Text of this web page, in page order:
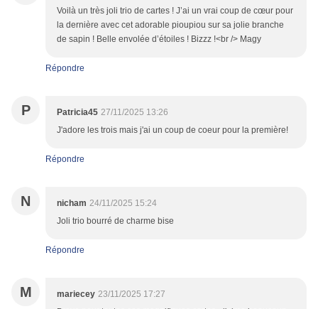
Voilà un très joli trio de cartes ! J’ai un vrai coup de cœur pour
la dernière avec cet adorable pioupiou sur sa jolie branche
de sapin ! Belle envolée d’étoiles ! Bizzz !<br /> Magy
Répondre
P Patricia45 27/11/2025 13:26
J'adore les trois mais j'ai un coup de coeur pour la première!
Répondre
N nicham 24/11/2025 15:24
Joli trio bourré de charme bise
Répondre
M mariecey 23/11/2025 17:27